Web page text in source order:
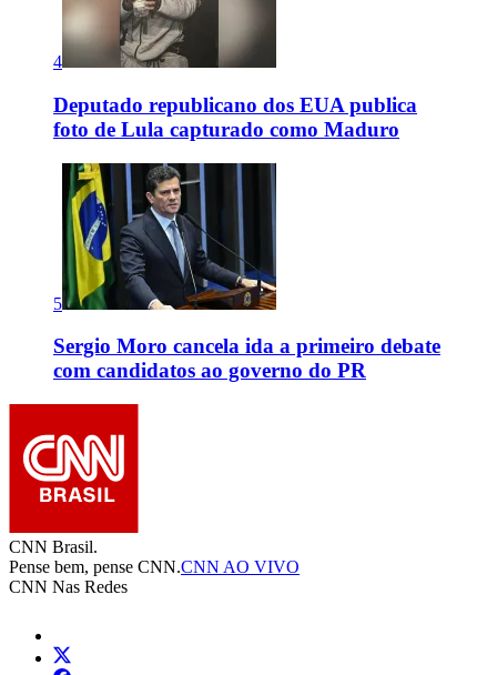
4
Deputado republicano dos EUA publica
foto de Lula capturado como Maduro
5
Sergio Moro cancela ida a primeiro debate
com candidatos ao governo do PR
CNN Brasil.
Pense bem, pense CNN.CNN AO VIVO
CNN Nas Redes